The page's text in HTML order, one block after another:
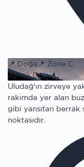
📍 Doğa 📍 Zone C
Aynalı Göl
Uludağ'ın zirveye
rakımda yer alan
gibi yansıtan berrak
noktasıdır.